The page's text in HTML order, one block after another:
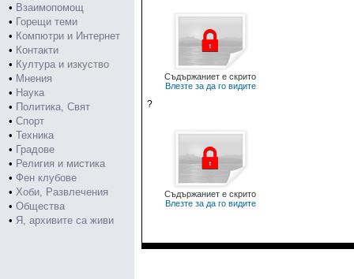
• Взаимопомощ
• Горещи теми
• Компютри и Интернет
• Контакти
• Култура и изкуство
• Мнения
• Наука
• Политика, Свят
• Спорт
• Техника
• Градове
• Религия и мистика
• Фен клубове
• Хоби, Развлечения
• Общества
• Я, архивите са живи
Съдържаниет е скрито
Влезте за да го видите
?
Съдържаниет е скрито
Влезте за да го видите